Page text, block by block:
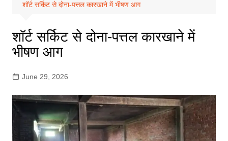
शॉर्ट सर्किट से दोना-पत्तल कारखाने में भीषण आग
शॉर्ट सर्किट से दोना-पत्तल कारखाने में
भीषण आग
June 29, 2026